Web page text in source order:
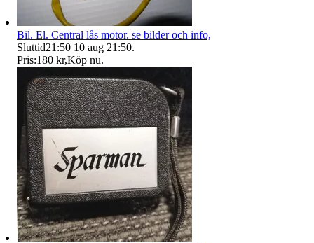
Bil. El. Central lås motor. se bilder och info,
Sluttid21:50 10 aug 21:50.
Pris:180 kr,Köp nu.